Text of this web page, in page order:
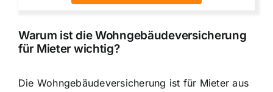
Warum ist die Wohngebäudeversicherung
für Mieter wichtig?
Die Wohngebäudeversicherung ist für Mieter aus